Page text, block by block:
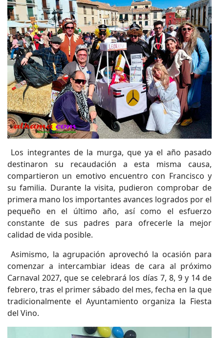
Los integrantes de la murga, que ya el año pasado
destinaron su recaudación a esta misma causa,
compartieron un emotivo encuentro con Francisco y
su familia. Durante la visita, pudieron comprobar de
primera mano los importantes avances logrados por el
pequeño en el último año, así como el esfuerzo
constante de sus padres para ofrecerle la mejor
calidad de vida posible.
Asimismo, la agrupación aprovechó la ocasión para
comenzar a intercambiar ideas de cara al próximo
Carnaval 2027, que se celebrará los días 7, 8, 9 y 14 de
febrero, tras el primer sábado del mes, fecha en la que
tradicionalmente el Ayuntamiento organiza la Fiesta
del Vino.